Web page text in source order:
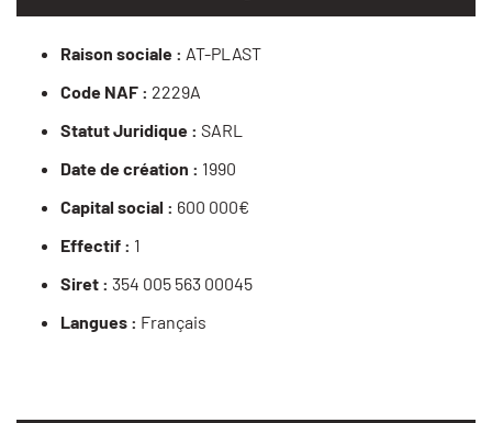
Raison sociale : AT-PLAST
Code NAF : 2229A
Statut Juridique : SARL
Date de création : 1990
Capital social : 600 000€
Effectif : 1
Siret : 354 005 563 00045
Langues : Français